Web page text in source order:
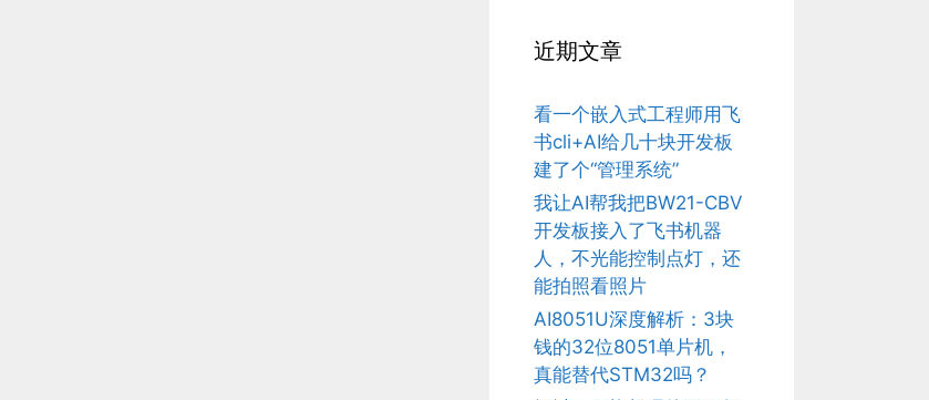
近期文章
看一个嵌入式工程师用飞
书cli+AI给几十块开发板
建了个“管理系统”
我让AI帮我把BW21-CBV
开发板接入了飞书机器
人，不光能控制点灯，还
能拍照看照片
AI8051U深度解析：3块
钱的32位8051单片机，
真能替代STM32吗？